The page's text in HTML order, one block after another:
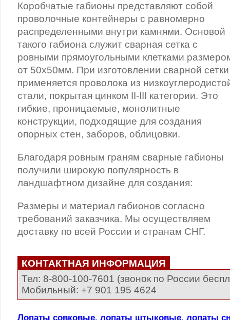
Коробчатые габионы представляют собой
проволочные контейнеры с равномерно
распределенными внутри камнями. Основой
такого габиона служит сварная сетка с
ровными прямоугольными клетками
от 50х50мм. При изготовлении сварной сетки
применяется проволока из
стали, покрытая цинком II-III категории. Это
гибкие, проницаемые, монолитные
конструкции, подходящие для создания
опорных стен, заборов, облицовки.
Благодаря ровным граням сварные габионы
получили широкую популярность в
ландшафтном дизайне для создания:
Размеры и материал габионов согласно
требований заказчика. Мы осуществляем
доставку по всей России и странам СНГ.
КОНТАКТНАЯ ИНФОРМАЦИЯ
Тел: 8-800-100-7601 (звонок по России
Мобильный: +7 901 195 4624
Лопаты совковые, лопаты штыковые, лопаты